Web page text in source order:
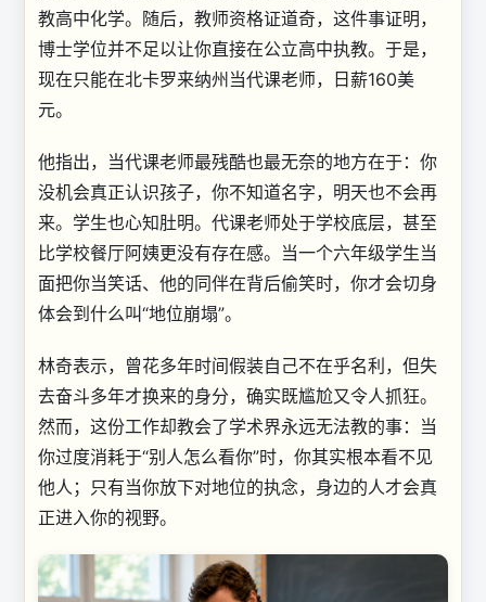
教高中化学。随后，教师资格证道奇，这件事证明，
博士学位并不足以让你直接在公立高中执教。于是，
现在只能在北卡罗来纳州当代课老师，日薪160美
元。
他指出，当代课老师最残酷也最无奈的地方在于：你
没机会真正认识孩子，你不知道名字，明天也不会再
来。学生也心知肚明。代课老师处于学校底层，甚至
比学校餐厅阿姨更没有存在感。当一个六年级学生当
面把你当笑话、他的同伴在背后偷笑时，你才会切身
体会到什么叫“地位崩塌”。
林奇表示，曾花多年时间假装自己不在乎名利，但失
去奋斗多年才换来的身分，确实既尴尬又令人抓狂。
然而，这份工作却教会了学术界永远无法教的事：当
你过度消耗于“别人怎么看你”时，你其实根本看不见
他人；只有当你放下对地位的执念，身边的人才会真
正进入你的视野。